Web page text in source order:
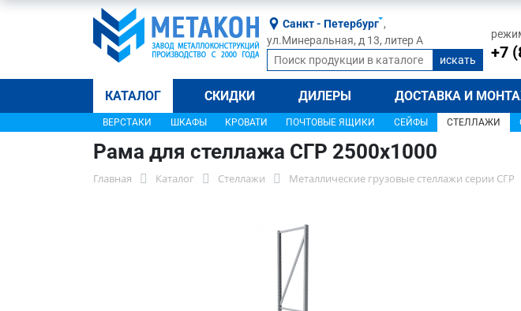
Санкт - Петербург ,
ул.Минеральная, д 13, литер А
+7
КАТАЛОГ СКИДКИ ДИЛЕРЫ ДОСТАВКА И
ВЕРСТАКИ ШКАФЫ КРОВАТИ ПОЧТОВЫЕ ЯЩИКИ СЕЙФЫ СТЕЛЛАЖИ
Рама для стеллажа СГР 2500х1000
Главная Каталог Стеллажи Металлические грузовые стеллажи серии СГР